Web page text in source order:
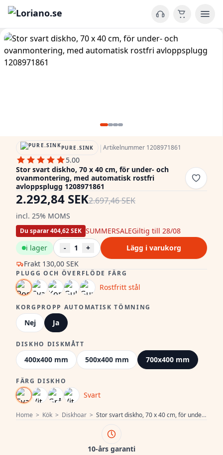
Home > Kök > Diskhoar > Stor svart diskho, 70 x 40 cm, för under- och ovanmontering, med automatisk rostfri avloppsplugg 1208971861
PURE.SINK | Artikelnummer 1208971861
5.00
Stor svart diskho, 70 x 40 cm, för under- och
ovanmontering, med automatisk rostfri
avloppsplugg 1208971861
2.292,84 SEK2.697,46 SEK
incl. 25% MOMS
Du sparar 404,62 SEK SUMMERSALEGiltig till 28/08
Frakt 130,00 SEK
i lager - 1 + Lägg i varukorg
PLUGG OCH ÖVERFLÖDE FÄRG
Rostfritt stål
KORGPROPP AUTOMATISK TÖMNING
Nej Ja
DISKHO DISKMÅTT
400x400 mm 500x400 mm 700x400 mm
FÄRG DISKHO
Svart
10-års garanti